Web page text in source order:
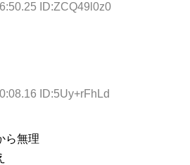
ID:ZCQ49l0z0
ID:5Uy+rFhLd
ら無理